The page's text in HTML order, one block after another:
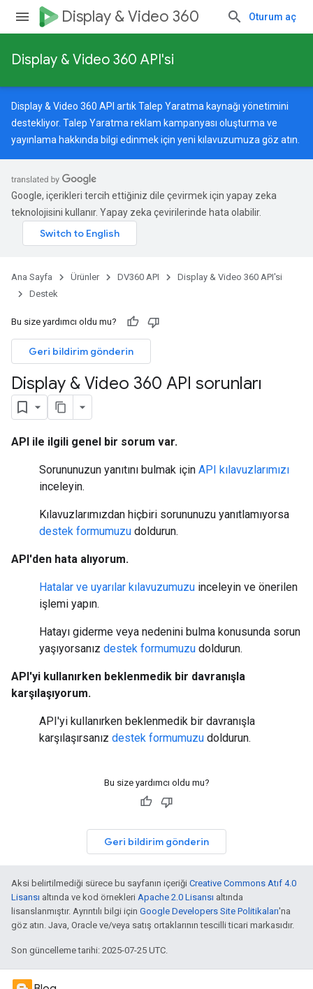
Display & Video 360 Oturum aç
Display & Video 360 API'si
Display & Video 360 API artık Talep Yaratma kaynağı yönetimini
destekliyor. Talep Yaratma reklam kampanyası oluşturma ve
yayınlama hakkında bilgi edinmek için yeni kılavuzumuza göz atın.
Google, içerikleri tercih ettiğiniz dile çevirmek için yapay zeka
teknolojisini kullanır. Yapay zeka çevirilerinde hata olabilir.
Ana Sayfa Ürünler DV360 API
Display & Video 360 API'si
Destek
Bu size yardımcı oldu mu?
Geri bildirim gönderin
Display & Video 360 API sorunları
API ile ilgili genel bir sorum var.
Sorununuzun yanıtını bulmak için API kılavuzlarımızı
inceleyin.
Kılavuzlarımızdan hiçbiri sorununuzu yanıtlamıyorsa
destek formumuzu doldurun.
API'den hata alıyorum.
Hatalar ve uyarılar kılavuzumuzu inceleyin ve önerilen
işlemi yapın.
Hatayı giderme veya nedenini bulma konusunda sorun
yaşıyorsanız destek formumuzu doldurun.
API'yi kullanırken beklenmedik bir davranışla
karşılaşıyorum.
API'yi kullanırken beklenmedik bir davranışla
karşılaşırsanız destek formumuzu doldurun.
Bu size yardımcı oldu mu?
Geri bildirim gönderin
Aksi belirtilmediği sürece bu sayfanın içeriği Creative Commons Atıf 4.0
Lisansı altında ve kod örnekleri Apache 2.0 Lisansı altında
lisanslanmıştır. Ayrıntılı bilgi için Google Developers Site Politikaları'na
göz atın. Java, Oracle ve/veya satış ortaklarının tescilli ticari markasıdır.
Son güncelleme tarihi: 2025-07-25 UTC.